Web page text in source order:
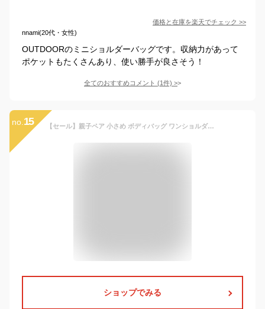
価格と在庫を楽天でチェック >>
nnami(20代・女性)
OUTDOORのミニショルダーバッグです。収納力があって
ポケットもたくさんあり、使い勝手が良さそう！
全てのおすすめコメント (1件) >
no. 15 【セール】親子ペア 小さめ ボディバッグ ワンショルダー リュックサック ボディバック レディース 斜めがけ ワンショルダーバッグ ボディーバッグ キッズ レディース 送料無料 かばん 旅行 散歩 おしゃれ 可愛い バック バッグ/メール便 送料無料【ET-BODY】
ショップでみる